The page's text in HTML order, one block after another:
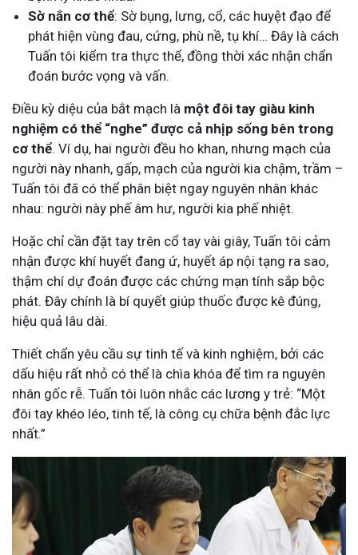
Sờ nắn cơ thể: Sờ bụng, lưng, cổ, các huyệt đạo để
phát hiện vùng đau, cứng, phù nề, tụ khí… Đây là cách
Tuấn tôi kiểm tra thực thể, đồng thời xác nhận chẩn
đoán bước vọng và vấn.
Điều kỳ diệu của bắt mạch là một đôi tay giàu kinh
nghiệm có thể “nghe” được cả nhịp sống bên trong
cơ thể. Ví dụ, hai người đều ho khan, nhưng mạch của
người này nhanh, gấp, mạch của người kia chậm, trầm –
Tuấn tôi đã có thể phân biệt ngay nguyên nhân khác
nhau: người này phế âm hư, người kia phế nhiệt.
Hoặc chỉ cần đặt tay trên cổ tay vài giây, Tuấn tôi cảm
nhận được khí huyết đang ứ, huyết áp nội tạng ra sao,
thậm chí dự đoán được các chứng mạn tính sắp bộc
phát. Đây chính là bí quyết giúp thuốc được kê đúng,
hiệu quả lâu dài.
Thiết chẩn yêu cầu sự tinh tế và kinh nghiệm, bởi các
dấu hiệu rất nhỏ có thể là chìa khóa để tìm ra nguyên
nhân gốc rễ. Tuấn tôi luôn nhắc các lương y trẻ: “Một
đôi tay khéo léo, tinh tế, là công cụ chữa bệnh đắc lực
nhất.”